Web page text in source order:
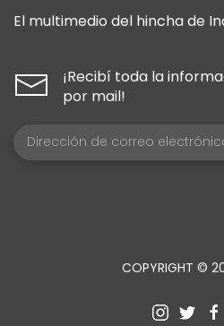
El multimedio del hincha de
¡Recibí toda la
por mail!
COPYRIGHT ©